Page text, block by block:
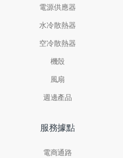
電源供應器
水冷散熱器
空冷散熱器
機殼
風扇
週邊產品
服務據點
電商通路